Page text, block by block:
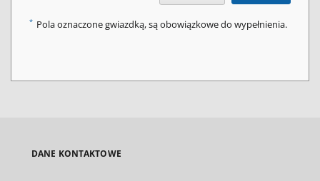
* Pola oznaczone gwiazdką, są obowiązkowe do wypełnienia.
DANE KONTAKTOWE